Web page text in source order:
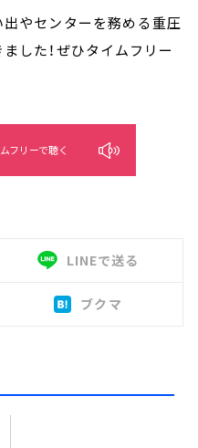
やセンターを務める重圧
した！ぜひタイムフリー
フリーで聴く
LINEで送る
ブクマ